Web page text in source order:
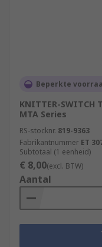
Beperkte
KNITTER-
MTA Series
RS-stocknr. 819-9363
Fabrikantnummer ET
Subtotaal (1 eenheid)
€ 8,00(excl. BTW)
Aantal